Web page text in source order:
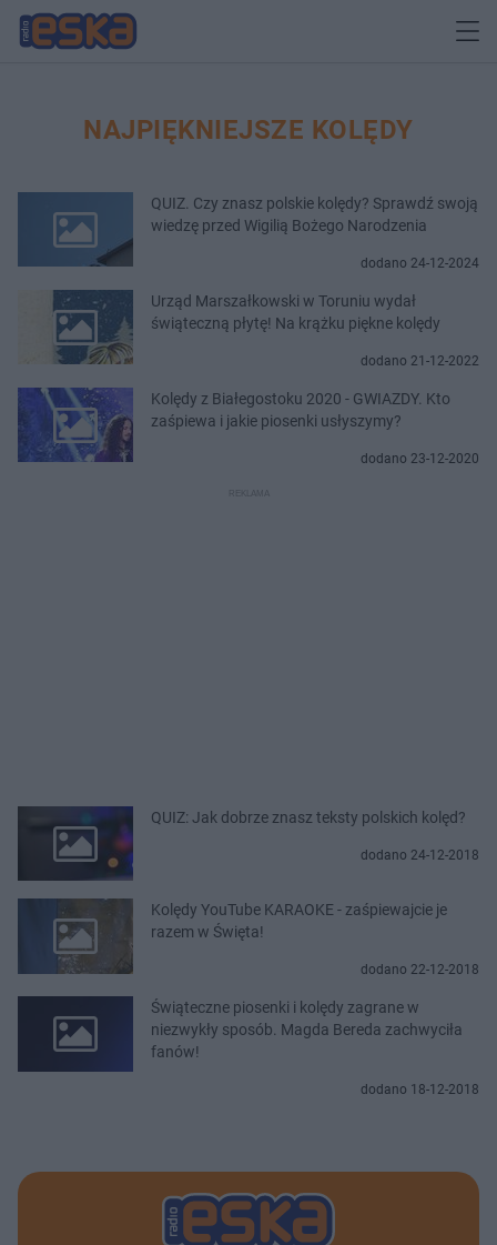
NAJPIĘKNIEJSZE KOLĘDY
QUIZ. Czy znasz polskie kolędy? Sprawdź swoją
wiedzę przed Wigilią Bożego Narodzenia
dodano 24-12-2024
Urząd Marszałkowski w Toruniu wydał
świąteczną płytę! Na krążku piękne kolędy
dodano 21-12-2022
Kolędy z Białegostoku 2020 - GWIAZDY. Kto
zaśpiewa i jakie piosenki usłyszymy?
dodano 23-12-2020
QUIZ: Jak dobrze znasz teksty polskich kolęd?
dodano 24-12-2018
Kolędy YouTube KARAOKE - zaśpiewajcie je
razem w Święta!
dodano 22-12-2018
Świąteczne piosenki i kolędy zagrane w
niezwykły sposób. Magda Bereda zachwyciła
fanów!
dodano 18-12-2018